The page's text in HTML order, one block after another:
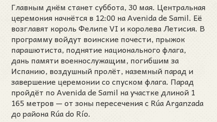
Главным днём станет суббота, 30 мая. Центральная
церемония начнётся в 12:00 на Avenida de Samil. Её
возглавят король Фелипе VI и королева Летисия. В
программу войдут воинские почести, прыжок
парашютиста, поднятие национального флага,
дань памяти военнослужащим, погибшим за
Испанию, воздушный пролёт, наземный парад и
завершение церемонии со спуском флага. Парад
пройдёт по Avenida de Samil на участке длиной 1
165 метров — от зоны пересечения с Rúa Arganzada
до района Rúa do Río.